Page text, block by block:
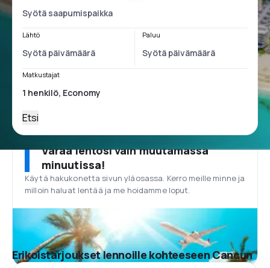
Lähtö Paluu
Matkustajat
Etsi
Varaa lentosi vain muutamassa
minuutissa!
Käytä hakukonetta sivun yläosassa. Kerro meille minne ja
milloin haluat lentää ja me hoidamme loput.
Erikoistarjoukset lennoille kohteeseen Cancun